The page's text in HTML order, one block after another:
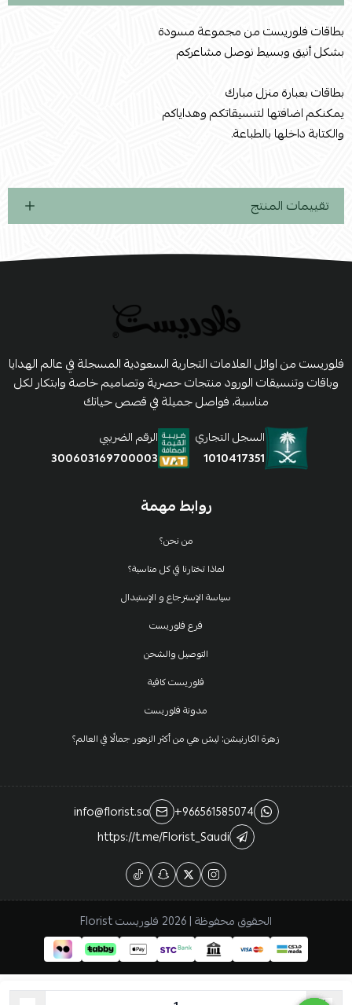
بطاقات فلوريست من مجموعة مسودة
بشكل أنيق وبسيط نوصل مشاعركم
بطاقات بعبارة منزل مبارك
يمكنكم اضافتها لتنسيقاتكم وهداياكم
والكتابة داخلها بالطباعة.
تقييمات المنتج
روابط مهمة
من نحن؟
لماذا تختارنا في كل مناسبة؟
سياسة الإسترجاع و الإستبدال
فرع فلوريست
التوصيل والشحن
فلوريست كافية
مدونة فلوريست
زهرة الكارنيشن: ليش هي من أكثر الزهور جمالًا في العالم؟
فلوريست من اوائل العلامات التجارية السعودية المسجلة في عالم الهدايا
وباقات وتنسيقات الورود منتجات حصرية وتصاميم خاصة وابتكار لكل
مناسبة، فواصل جميلة في قصص حياتك
السجل التجاري
1010417351
الرقم الضريبي
300603169700003
+966561585074
info@florist.sa
https://t.me/Florist_Saudi
الحقوق محفوظة | 2026 فلوريست Florist